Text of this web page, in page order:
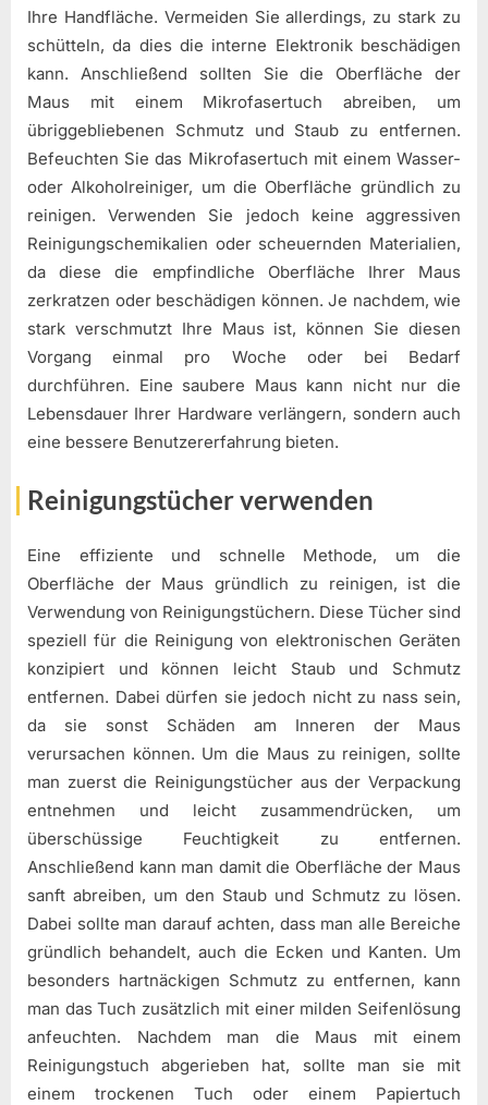
Ihre Handfläche. Vermeiden Sie allerdings, zu stark zu
schütteln, da dies die interne Elektronik beschädigen
kann. Anschließend sollten Sie die Oberfläche der
Maus mit einem Mikrofasertuch abreiben, um
übriggebliebenen Schmutz und Staub zu entfernen.
Befeuchten Sie das Mikrofasertuch mit einem Wasser-
oder Alkoholreiniger, um die Oberfläche gründlich zu
reinigen. Verwenden Sie jedoch keine aggressiven
Reinigungschemikalien oder scheuernden Materialien,
da diese die empfindliche Oberfläche Ihrer Maus
zerkratzen oder beschädigen können. Je nachdem, wie
stark verschmutzt Ihre Maus ist, können Sie diesen
Vorgang einmal pro Woche oder bei Bedarf
durchführen. Eine saubere Maus kann nicht nur die
Lebensdauer Ihrer Hardware verlängern, sondern auch
eine bessere Benutzererfahrung bieten.
Reinigungstücher verwenden
Eine effiziente und schnelle Methode, um die
Oberfläche der Maus gründlich zu reinigen, ist die
Verwendung von Reinigungstüchern. Diese Tücher sind
speziell für die Reinigung von elektronischen Geräten
konzipiert und können leicht Staub und Schmutz
entfernen. Dabei dürfen sie jedoch nicht zu nass sein,
da sie sonst Schäden am Inneren der Maus
verursachen können. Um die Maus zu reinigen, sollte
man zuerst die Reinigungstücher aus der Verpackung
entnehmen und leicht zusammendrücken, um
überschüssige Feuchtigkeit zu entfernen.
Anschließend kann man damit die Oberfläche der Maus
sanft abreiben, um den Staub und Schmutz zu lösen.
Dabei sollte man darauf achten, dass man alle Bereiche
gründlich behandelt, auch die Ecken und Kanten. Um
besonders hartnäckigen Schmutz zu entfernen, kann
man das Tuch zusätzlich mit einer milden Seifenlösung
anfeuchten. Nachdem man die Maus mit einem
Reinigungstuch abgerieben hat, sollte man sie mit
einem trockenen Tuch oder einem Papiertuch